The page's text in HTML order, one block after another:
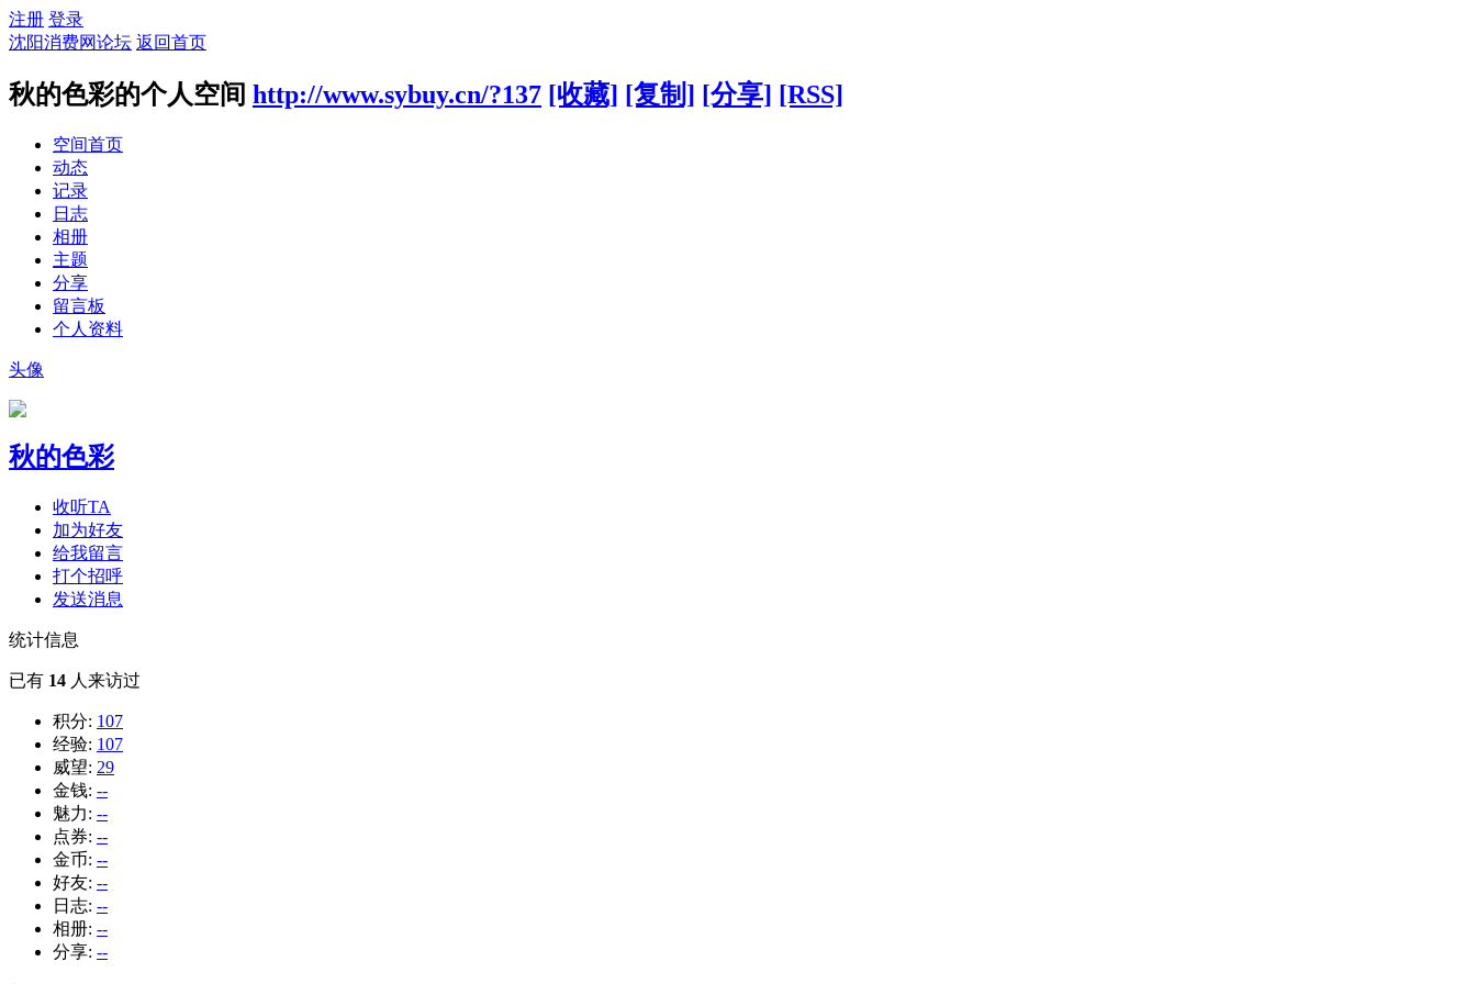
注册 登录
沈阳消费网论坛 返回首页
秋的色彩的个人空间 http://www.sybuy.cn/?137 [收藏] [复制] [分享] [RSS]
空间首页
动态
记录
日志
相册
主题
分享
留言板
个人资料
头像
秋的色彩
收听TA
加为好友
给我留言
打个招呼
发送消息
统计信息
已有 14 人来访过
积分: 107
经验: 107
威望: 29
金钱: --
魅力: --
点券: --
金币: --
好友: --
日志: --
相册: --
分享: --